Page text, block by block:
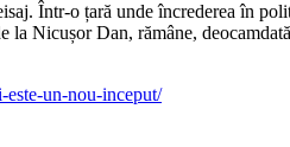
Într-o țară unde încrederea în
Nicușor Dan, rămâne,
un-nou-inceput/